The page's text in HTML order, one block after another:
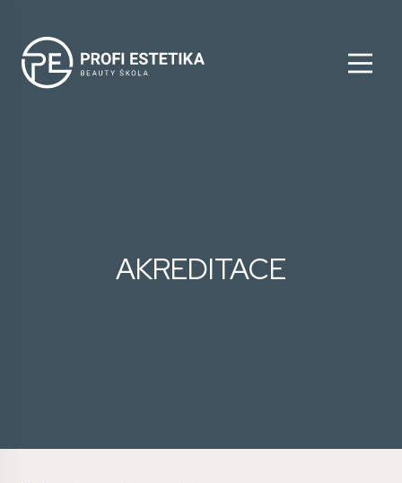
AKREDITACE